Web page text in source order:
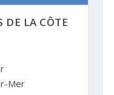
DE LA CÔTE
Mer